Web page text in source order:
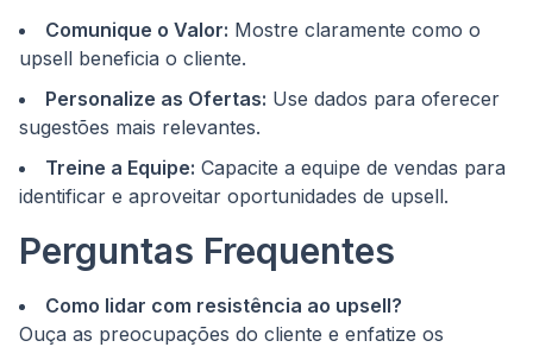
Comunique o Valor: Mostre claramente como o
upsell beneficia o cliente.
Personalize as Ofertas: Use dados para oferecer
sugestões mais relevantes.
Treine a Equipe: Capacite a equipe de vendas para
identificar e aproveitar oportunidades de upsell.
Perguntas Frequentes
Como lidar com resistência ao upsell?
Ouça as preocupações do cliente e enfatize os